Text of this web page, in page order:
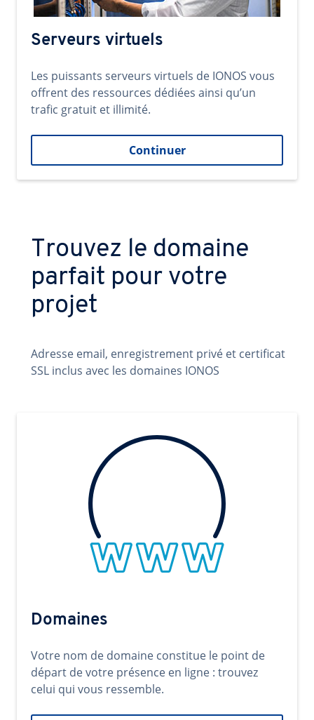
Serveurs virtuels
Les puissants serveurs virtuels de IONOS vous
offrent des ressources dédiées ainsi qu’un
trafic gratuit et illimité.
Continuer
Trouvez le domaine
parfait pour votre
projet
Adresse email, enregistrement privé et certificat
SSL inclus avec les domaines IONOS
Domaines
Votre nom de domaine constitue le point de
départ de votre présence en ligne : trouvez
celui qui vous ressemble.